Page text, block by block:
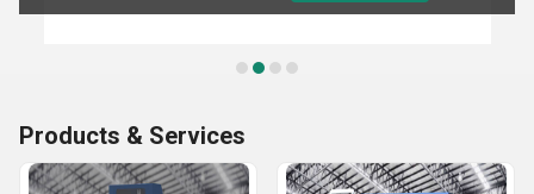
Products & Services